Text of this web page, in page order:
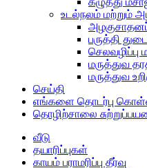
உடல்நலம் மற்றும்
பருத்தி
செலவழிப்பு
மருத்துவ
மருத்துவ
செய்தி
எங்களை தொடர்பு
தொழிற்சாலை
வீடு
தயாரிப்புகள்
காயம் பராமரிப்பு தீர்வு